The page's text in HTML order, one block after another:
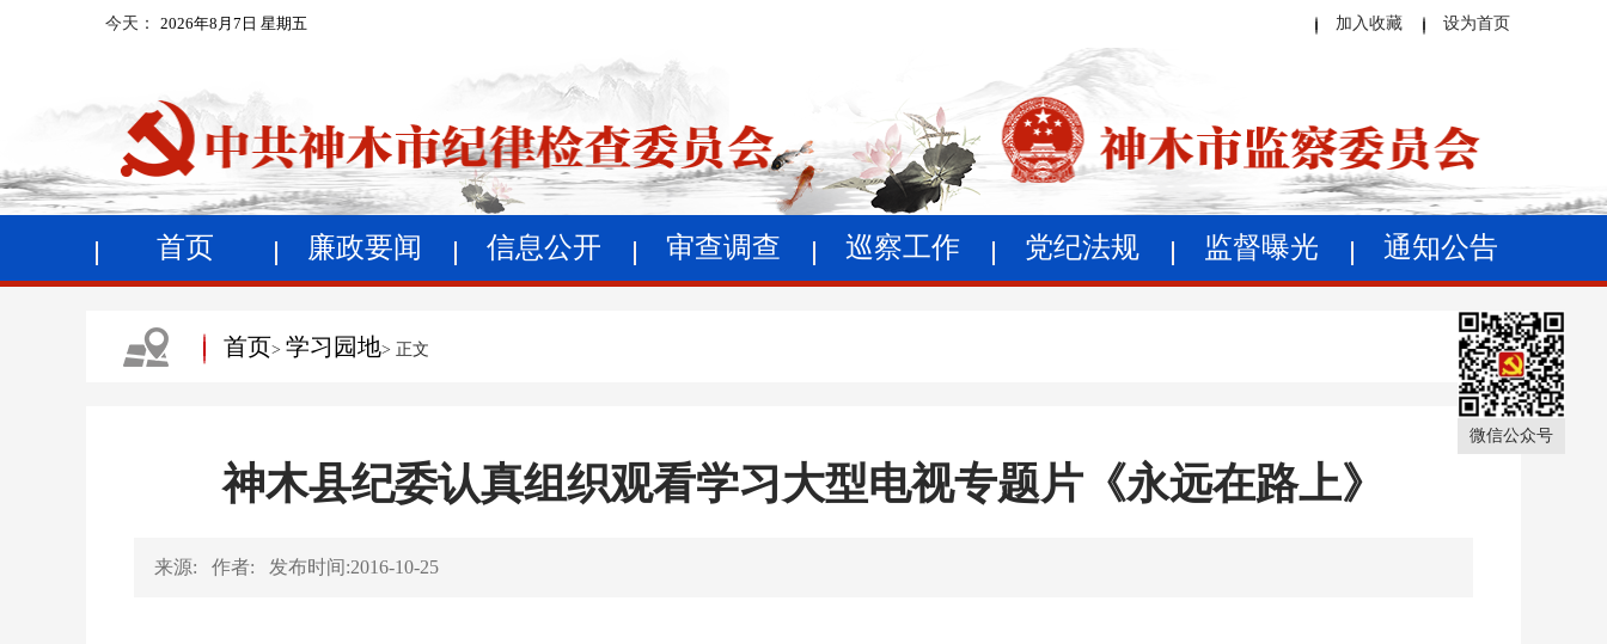
今天： 2026年8月7日 星期五 设为首页
加入收藏
首页 廉政要闻 信息公开 审查调查 巡察工作 党纪法规 监督曝光 通知公告
首页> 学习园地> 正文
神木县纪委认真组织观看学习大型电视专题片《永远在路上》
来源: 作者: 发布时间:2016-10-25
微信公众号